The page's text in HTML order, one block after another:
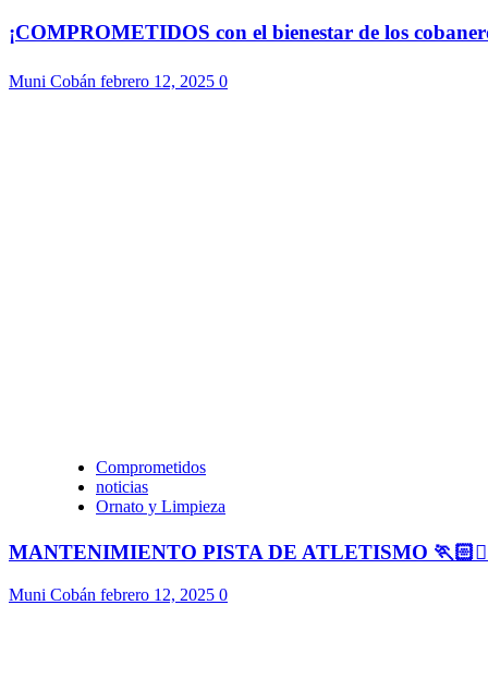
¡COMPROMETIDOS con el bienestar de los
Muni Cobán febrero 12, 2025 0
Comprometidos
noticias
Ornato y Limpieza
MANTENIMIENTO PISTA DE ATLETISMO
Muni Cobán febrero 12, 2025 0